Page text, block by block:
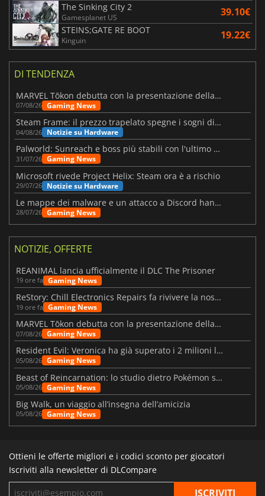
The Sinking City 2
Gamesplanet US 39.10€
STEINS;GATE RE BOOT
Kinguin 19.22€
DI TENDENZA
MARVEL Tōkon debutta con la presentazione della roadmap per il primo anno
07/08/26 Gaming News
Steam Frame: il prezzo trapelato spegne i sogni di un VR economico
04/08/26 Notizie su Hardware
Palworld: Sunreach e boss più stabili con l'ultimo update
31/07/26 Gaming News
Microsoft rivede Project Helix: Steam ora è a rischio
29/07/26 Notizie su Hardware
Le mappe dei malware e un attacco a Discord hanno colpito Meccha Chameleon
28/07/26 Gaming News
NOTIZIE, OFFERTE
REANIMAL lancia ufficialmente il DLC The Prisoner
19 ore fa Gaming News
ReStory: Chill Electronics Repairs fa rivivere la nostalgia degli anni 2000
19 ore fa Gaming News
MARVEL Tōkon debutta con la presentazione della roadmap per il primo anno
07/08/26 Gaming News
Resident Evil: Veronica ha già superato i 2 milioni liste dei desideri
05/08/26 Gaming News
Beast of Reincarnation: lo studio dietro Pokémon su una nuova strada
05/08/26 Gaming News
Big Walk, un viaggio all’insegna dell’amicizia
05/08/26 Gaming News
Ottieni le offerte migliori e i codici sconto per giocatori
Iscriviti alla newsletter di DLCompare